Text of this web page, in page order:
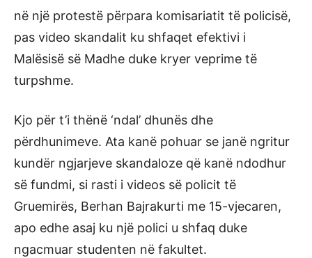
në një protestë përpara komisariatit të policisë,
pas video skandalit ku shfaqet efektivi i
Malësisë së Madhe duke kryer veprime të
turpshme.
Kjo për t’i thënë ‘ndal’ dhunës dhe
përdhunimeve. Ata kanë pohuar se janë ngritur
kundër ngjarjeve skandaloze që kanë ndodhur
së fundmi, si rasti i videos së policit të
Gruemirës, Berhan Bajrakurti me 15-vjecaren,
apo edhe asaj ku një polici u shfaq duke
ngacmuar studenten në fakultet.